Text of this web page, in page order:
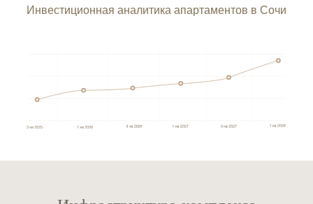
Инвестиционная аналитика апартаментов в Сочи